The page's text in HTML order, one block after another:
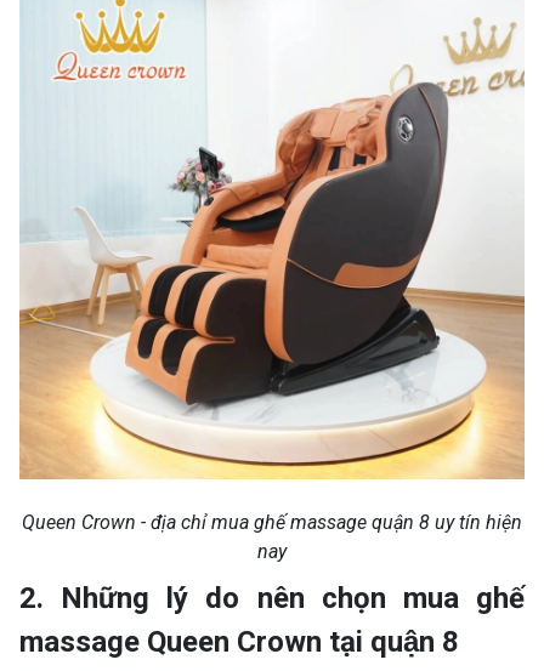
Queen Crown - địa chỉ mua ghế massage quận 8 uy tín hiện
nay
2. Những lý do nên chọn mua ghế
massage Queen Crown tại quận 8